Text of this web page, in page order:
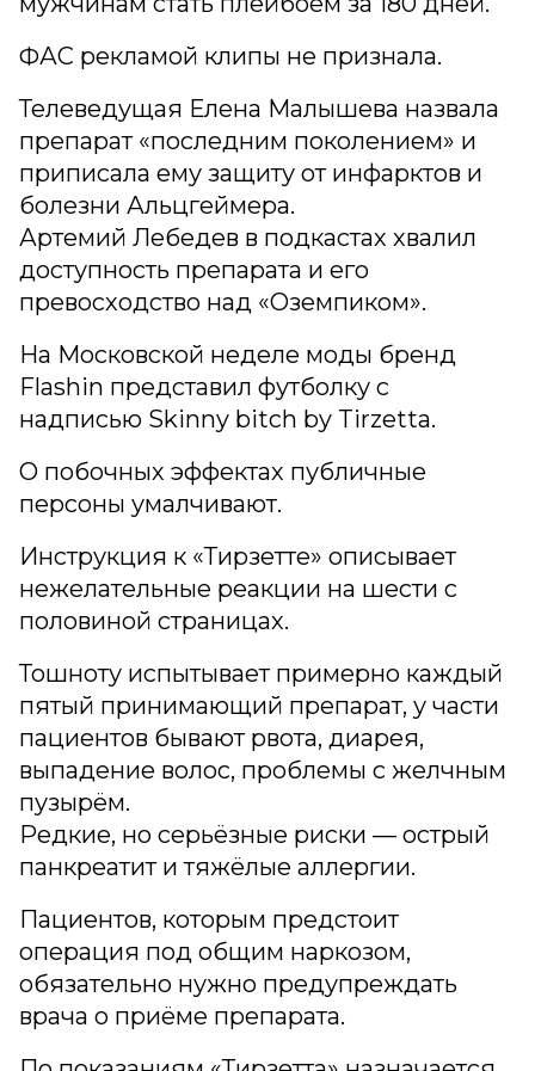
ФАС рекламой клипы не признала.
Телеведущая Елена Малышева назвала
препарат «последним поколением» и
приписала ему защиту от инфарктов и
болезни Альцгеймера.
Артемий Лебедев в подкастах хвалил
доступность препарата и его
превосходство над «Оземпиком».
На Московской неделе моды бренд
Flashin представил футболку с
надписью Skinny bitch by Tirzetta.
О побочных эффектах публичные
персоны умалчивают.
Инструкция к «Тирзетте» описывает
нежелательные реакции на шести с
половиной страницах.
Тошноту испытывает примерно каждый
пятый принимающий препарат, у части
пациентов бывают рвота, диарея,
выпадение волос, проблемы с желчным
пузырём.
Редкие, но серьёзные риски — острый
панкреатит и тяжёлые аллергии.
Пациентов, которым предстоит
операция под общим наркозом,
обязательно нужно предупреждать
врача о приёме препарата.